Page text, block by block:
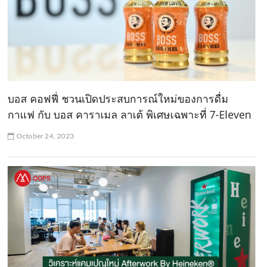
บอส คอฟฟี่ ชวนเปิดประสบการณ์ใหม่ของการดื่ม
กาแฟ กับ บอส คาราเมล ลาเต้ พิเศษเฉพาะที่ 7-Eleven
October 24, 2023